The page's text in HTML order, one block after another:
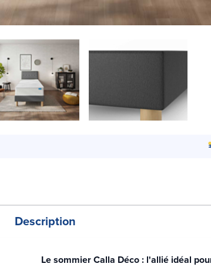
Description
Le sommier Calla Déco : l'allié idéal